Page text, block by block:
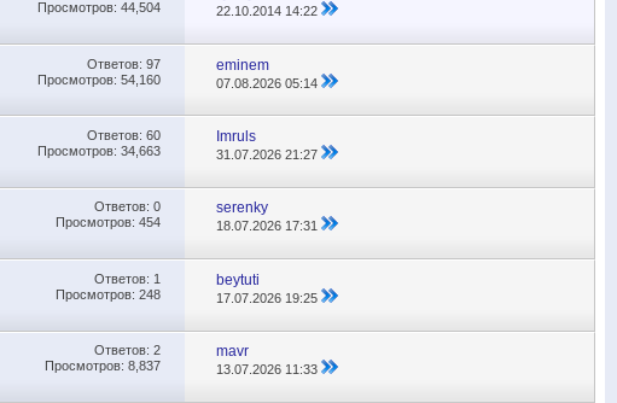
Просмотров: 44,504
22.10.2014 14:22
Ответов: 97
Просмотров: 54,160
eminem
07.08.202605:14
Ответов: 60
Просмотров: 34,663
Imruls
31.07.202621:27
Ответов: 0
Просмотров: 454
serenky
18.07.202617:31
Ответов: 1
Просмотров: 248
beytuti
17.07.2026 19:25
Ответов: 2
Просмотров: 8,837
mavr
13.07.202611:33